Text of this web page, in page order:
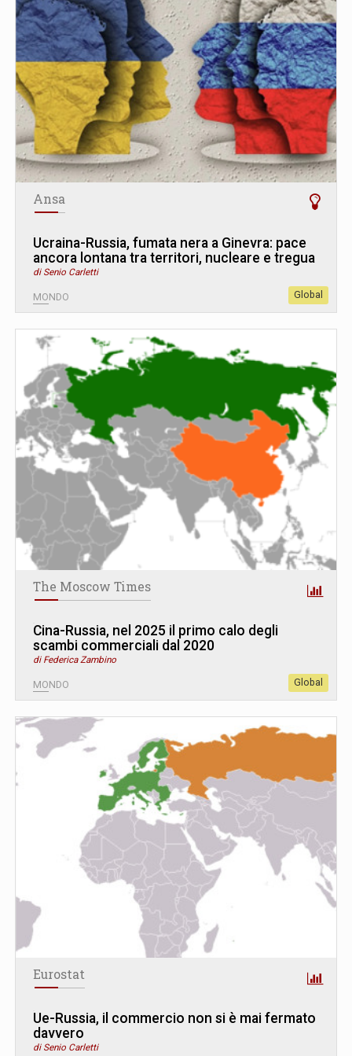
Ansa
Ucraina-Russia, fumata nera a Ginevra: pace
ancora lontana tra territori, nucleare e tregua
di Senio Carletti
MONDO Global
The Moscow Times
Cina-Russia, nel 2025 il primo calo degli
scambi commerciali dal 2020
di Federica Zambino
MONDO Global
Eurostat
Ue-Russia, il commercio non si è mai fermato
davvero
di Senio Carletti